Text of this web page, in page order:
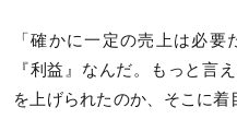
「確かに一定の売上は必
『利益』なんだ。もっと
を上げられたのか、そこに着